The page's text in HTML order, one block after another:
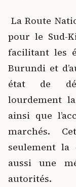
La Route
pour le Sud-
facilitant les
Burundi et
état de
lourdement
ainsi que
marchés.
seulement la
aussi une
autorités.